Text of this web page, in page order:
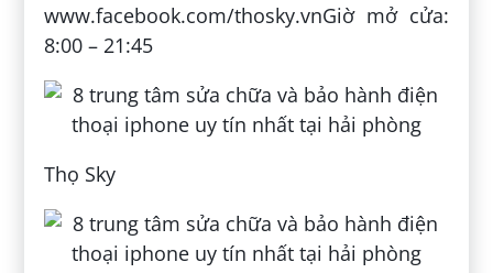
www.facebook.com/thosky.vnGiờ mở cửa:
8:00 – 21:45
Thọ Sky